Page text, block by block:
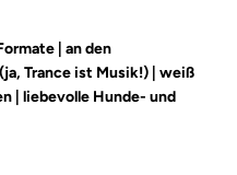
| an den
Trance ist Musik!) | weiß
| liebevolle Hunde- und